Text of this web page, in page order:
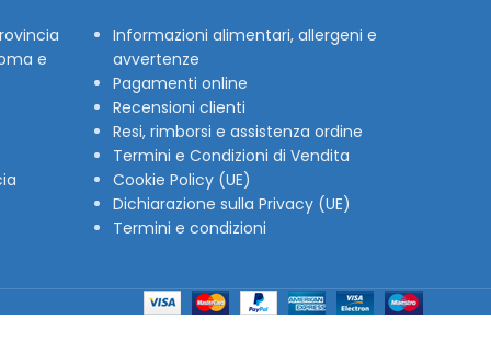
e
Informazioni alimentari, allergeni e
avvertenze
Pagamenti online
Recensioni clienti
Resi, rimborsi e assistenza ordine
Termini e Condizioni di Vendita
Cookie Policy (UE)
Dichiarazione sulla Privacy (UE)
Termini e condizioni